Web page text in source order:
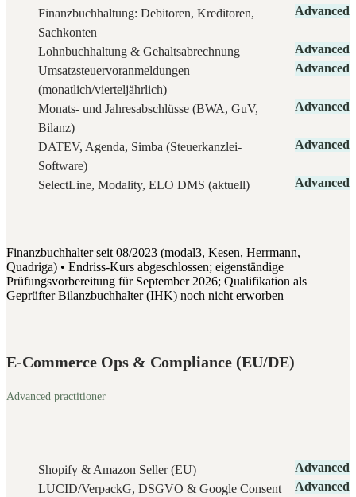
Finanzbuchhaltung: Debitoren, Kreditoren,
Sachkonten
Advanced
Lohnbuchhaltung & Gehaltsabrechnung
Advanced
Umsatzsteuervoranmeldungen
(monatlich/vierteljährlich)
Advanced
Monats- und Jahresabschlüsse (BWA, GuV,
Bilanz)
Advanced
DATEV, Agenda, Simba (Steuerkanzlei-
Software)
Advanced
SelectLine, Modality, ELO DMS (aktuell) Advanced
Finanzbuchhalter seit 08/2023 (modal3, Kesen, Herrmann,
Quadriga) • Endriss-Kurs abgeschlossen; eigenständige
Prüfungsvorbereitung für September 2026; Qualifikation als
Geprüfter Bilanzbuchhalter (IHK) noch nicht erworben
E-Commerce Ops & Compliance (EU/DE)
Advanced practitioner
Shopify & Amazon Seller (EU)
Advanced
LUCID/VerpackG, DSGVO & Google Consent
Advanced